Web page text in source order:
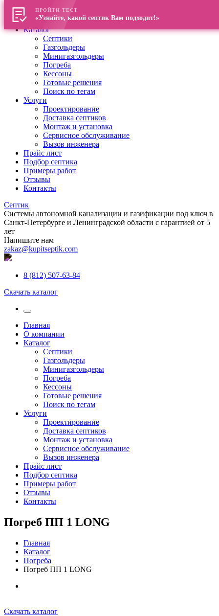
Главная
О компании
Каталог
Септики
Газгольдеры
Минигазгольдеры
Погреба
Кессоны
Готовые решения
Поиск по тегам
Услуги
Проектирование
Доставка септиков
Монтаж и установка
Сервисное обслуживание
Вызов инженера
Прайс лист
Подбор септика
Примеры работ
Отзывы
Контакты
Септик
Системы автономной канализации и газификации под ключ в
Санкт-Петербурге и Ленинградской области с гарантией от 5
лет
Напишите нам
zakaz@kupitseptik.com
8 (812) 507-63-84
Скачать каталог
Главная
О компании
Каталог
Септики
Газгольдеры
Минигазгольдеры
Погреба
Кессоны
Готовые решения
Поиск по тегам
Услуги
Проектирование
Доставка септиков
Монтаж и установка
Сервисное обслуживание
Вызов инженера
Прайс лист
Подбор септика
Примеры работ
Отзывы
Контакты
Погреб ПП 1 LONG
Главная
Каталог
Погреба
Погреб ПП 1 LONG
Скачать каталог
ПРОЙТИ ТЕСТ
«Узнайте, какой септик Вам подходит!»